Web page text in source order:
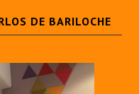
DE BARILOCHE